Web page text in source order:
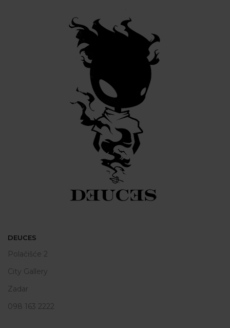
DEUCES
Polačišće 2
City Gallery
Zadar
098 163 2222